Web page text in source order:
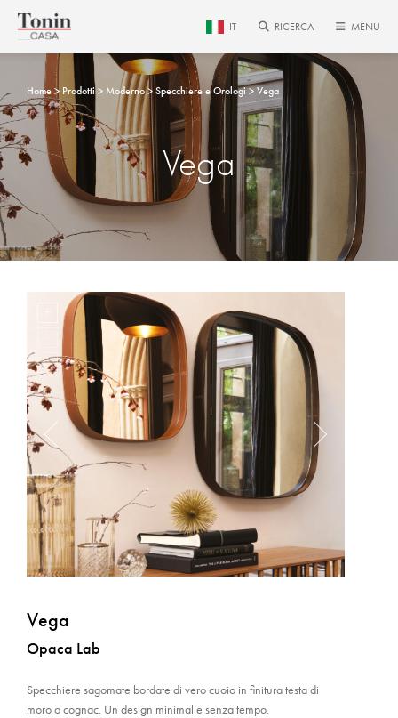
IT RICERCA MENU
Home Prodotti Moderno Specchiere e Orologi Vega
Vega
Vega
Opaca Lab
Specchiere sagomate bordate di vero cuoio in finitura testa di
moro o cognac. Un design minimal e senza tempo.